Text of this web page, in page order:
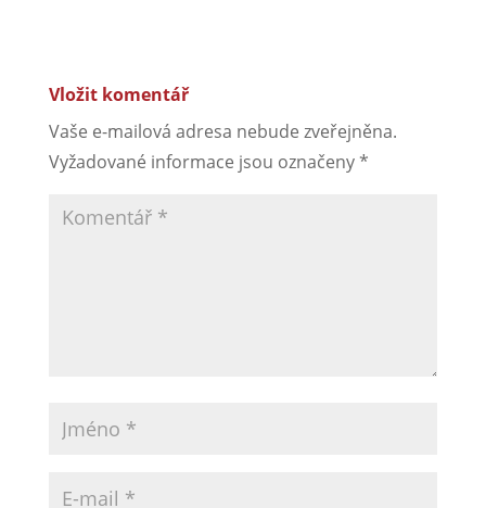
Vložit komentář
Vaše e-mailová adresa nebude zveřejněna.
Vyžadované informace jsou označeny*